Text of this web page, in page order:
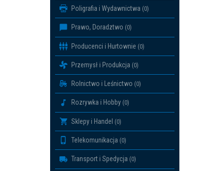
Poligrafia i Wydawnictwa (0)
Prawo, Doradztwo (0)
Producenci i Hurtownie (0)
Przemysł i Produkcja (0)
Rolnictwo i Leśnictwo (0)
Rozrywka i Hobby (0)
Sklepy i Handel (0)
Telekomunikacja (0)
Transport i Spedycja (0)